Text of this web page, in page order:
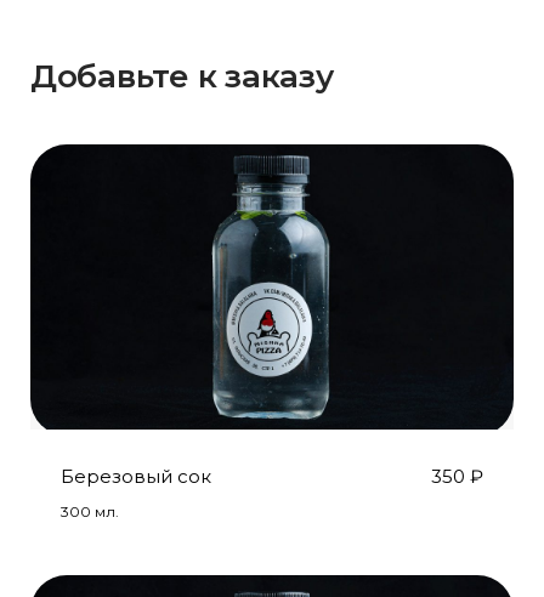
Добавьте к заказу
Березовый сок 350 ₽
300 мл.